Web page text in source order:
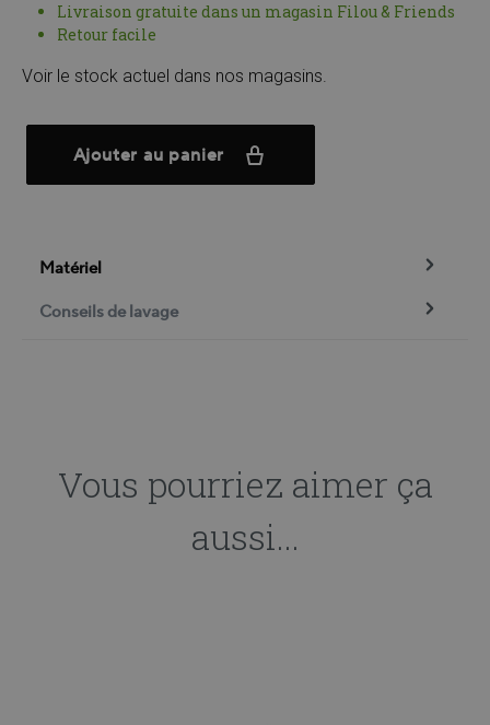
Livraison gratuite dans un magasin Filou & Friends
Retour facile
Voir le stock actuel dans nos magasins.
Ajouter au panier
Matériel
Conseils de lavage
Vous pourriez aimer ça
aussi...